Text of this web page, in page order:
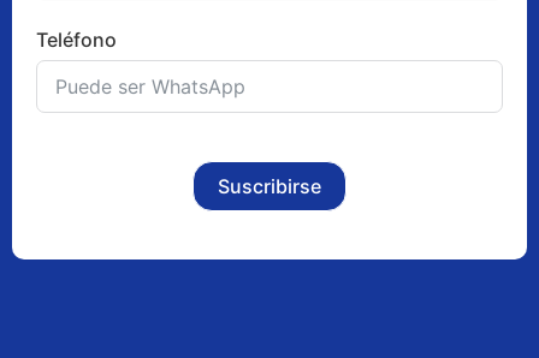
Teléfono
Suscribirse